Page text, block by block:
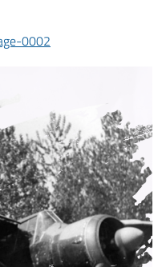
0002